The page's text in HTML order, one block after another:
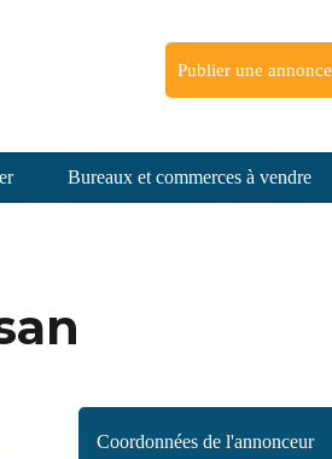
Publier une annonce
Bureaux et commerces à vendre
Coordonnées de l'annonceur